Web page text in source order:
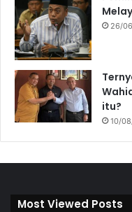
26/
itu?
10/
Most Viewed Posts